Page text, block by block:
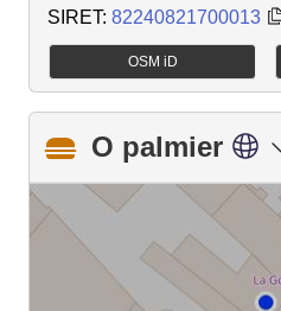
SIRET: 82240821700013
OSM iD
O palmier